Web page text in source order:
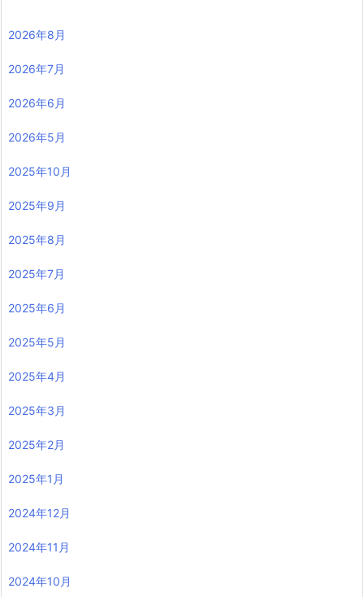
2026年8月
2026年7月
2026年6月
2026年5月
2025年10月
2025年9月
2025年8月
2025年7月
2025年6月
2025年5月
2025年4月
2025年3月
2025年2月
2025年1月
2024年12月
2024年11月
2024年10月